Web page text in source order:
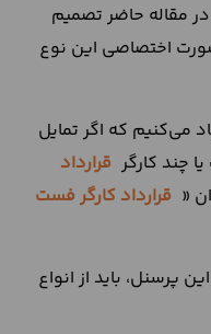
مقاله حاضر تصمیم
اختصاصی این نوع
می‌کنیم که اگر تمایل
چند کارگر قرارداد
« قرارداد کارگر فست
پرسنل، باید از انواع